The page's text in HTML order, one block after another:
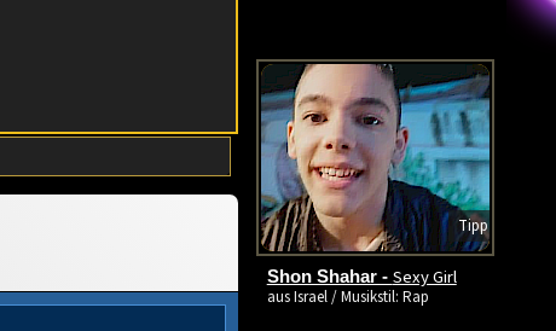
Tipp
Shon Shahar - Sexy Girl
aus Israel / Musikstil: Rap